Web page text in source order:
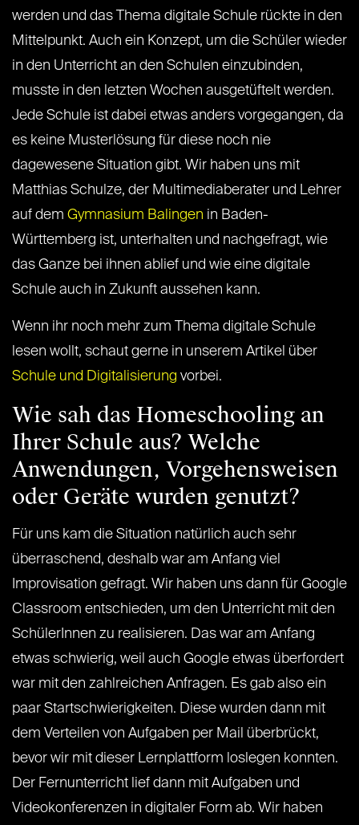
werden und das Thema digitale Schule rückte in den
Mittelpunkt. Auch ein Konzept, um die Schüler wieder
in den Unterricht an den Schulen einzubinden,
musste in den letzten Wochen ausgetüftelt werden.
Jede Schule ist dabei etwas anders vorgegangen, da
es keine Musterlösung für diese noch nie
dagewesene Situation gibt. Wir haben uns mit
Matthias Schulze, der Multimediaberater und Lehrer
auf dem Gymnasium Balingen in Baden-
Württemberg ist, unterhalten und nachgefragt, wie
das Ganze bei ihnen ablief und wie eine digitale
Schule auch in Zukunft aussehen kann.
Wenn ihr noch mehr zum Thema digitale Schule
lesen wollt, schaut gerne in unserem Artikel über
Schule und Digitalisierung vorbei.
Wie sah das Homeschooling an
Ihrer Schule aus? Welche
Anwendungen, Vorgehensweisen
oder Geräte wurden genutzt?
Für uns kam die Situation natürlich auch sehr
überraschend, deshalb war am Anfang viel
Improvisation gefragt. Wir haben uns dann für Google
Classroom entschieden, um den Unterricht mit den
SchülerInnen zu realisieren. Das war am Anfang
etwas schwierig, weil auch Google etwas überfordert
war mit den zahlreichen Anfragen. Es gab also ein
paar Startschwierigkeiten. Diese wurden dann mit
dem Verteilen von Aufgaben per Mail überbrückt,
bevor wir mit dieser Lernplattform loslegen konnten.
Der Fernunterricht lief dann mit Aufgaben und
Videokonferenzen in digitaler Form ab. Wir haben